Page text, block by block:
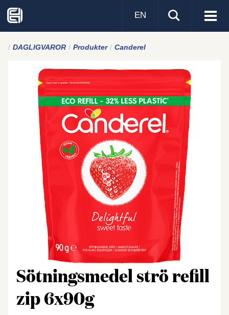
Visa
EN
DAGLIGVAROR Produkter Canderel
Sötningsmedel strö refill
zip 6x90g